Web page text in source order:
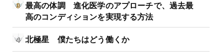
最高の体調 進化医学のアプローチで、過去最
高のコンディションを実現する方法
北極星 僕たちはどう働くか